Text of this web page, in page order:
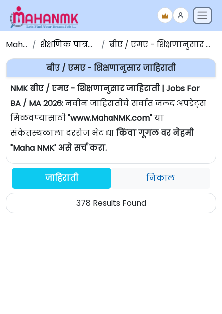
Maha NMK शैक्षणिक पात्रतेनुसार जाहिराती बीए / एमए - शिक्षणानुसार जाहिराती | Jobs For BA / MA
बीए / एमए - शिक्षणानुसार जाहिराती
NMK बीए / एमए - शिक्षणानुसार जाहिराती | Jobs For
BA / MA 2026:नवीन जाहिरातींचे सर्वात जलद अपडेट्स
मिळवण्यासाठी"www.MahaNMK.com"या
संकेतस्थळाला दररोज भेट द्याकिंवा गूगल वर नेहमी
"Maha NMK" असे सर्च करा.
जाहिराती निकाल
378 Results Found